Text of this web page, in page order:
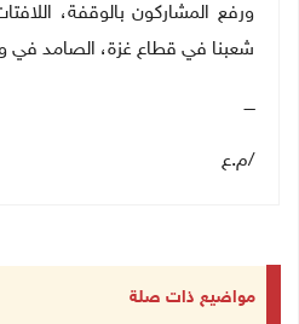
ورفع المشاركون بالوقفة،
شعبنا في قطاع غزة، الصامد في
ــــ
/م.ع
مواضيع ذات صلة